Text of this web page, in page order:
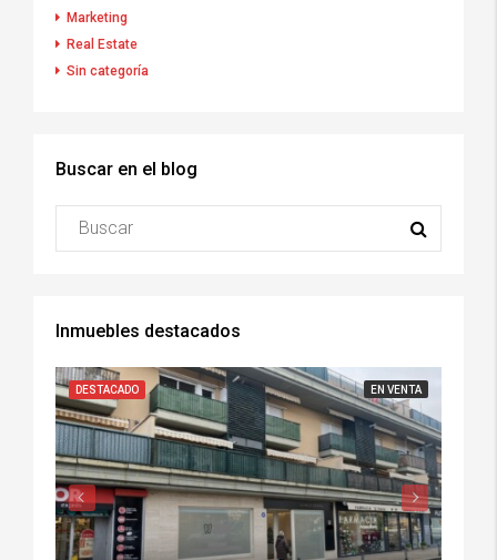
Marketing
Real Estate
Sin categoría
Buscar en el blog
Inmuebles destacados
DESTACADO EN VENTA